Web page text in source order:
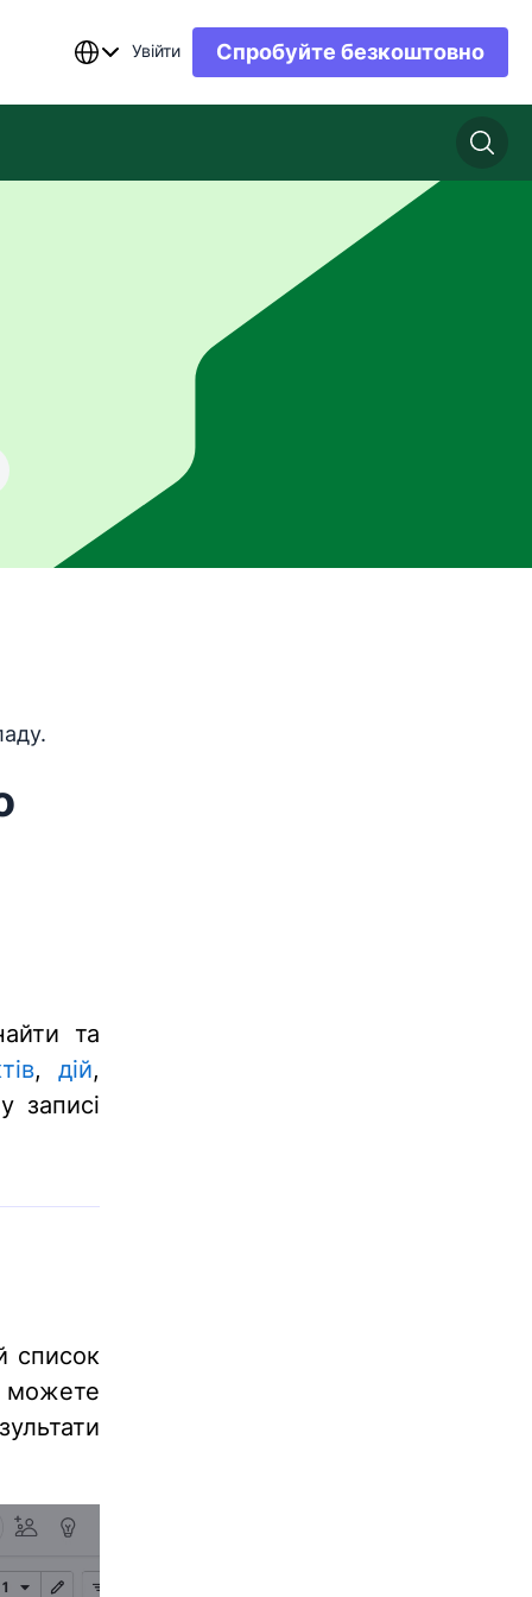
Увійти Спробуйте безкоштовно
перекладу, тобто його не перевіряла
та
,дій,
записі
список
можете